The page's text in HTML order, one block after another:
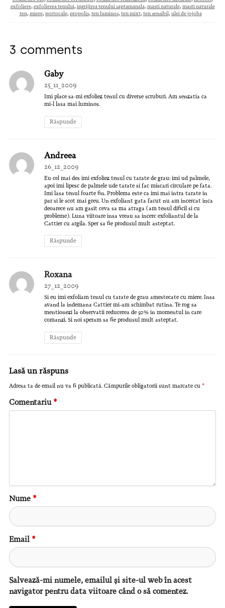
exfoliere, exfolierea tenului, ingrijirea tenului saptamanala, masti naturale, masti naturale
ten, miere, portocale, propolis, ten luminos, ten mixt, ten sensibil , ulei de jojoba
3 comments
Gaby
25_11_2009
Imi place sa-mi exfoliez tenul cu diverse scruburi. Am senzatia ca
mi-l lasa mai luminos.
Răspunde
Andreea
26_12_2009
Eu cel mai des imi exfoliez tenul cu tarate de grau: imi ud palmele,
apoi imi lipesc de palmele ude tarate si fac miscari circulare pe fata.
Imi lasa tenul foarte fin. Problema este ca imi mai intra tarate in
par si le scot mai greu. Un exfoliant gata facut nu am incercat inca
deoarece nu am gasit ceva sa ma atraga (am tenul dificil si cu
probleme). Luna viitoare insa vreau sa incerc exfoliantul de la
Cattier cu argila. Sper sa fie produsul mult asteptat.
Răspunde
Roxana
27_12_2009
Si eu imi exfoliam tenul cu tarate de grau amestecate cu miere. Insa
avand la indemana Cattier mi-am schimbat rutina. Te rog sa
mentionezi la observatii reducerea de 50% in momentul in care
comanzi. Si noi speram sa fie produsul mult asteptat.
Răspunde
Lasă un răspuns
Adresa ta de email nu va fi publicată. Câmpurile obligatorii sunt marcate cu *
Comentariu *
Nume *
Email *
Salvează-mi numele, emailul și site-ul web în acest
navigator pentru data viitoare când o să comentez.